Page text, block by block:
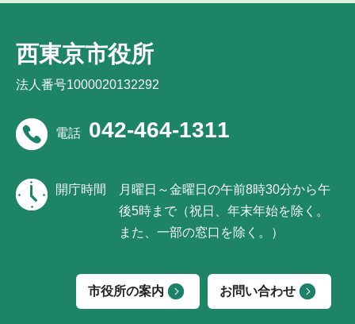
西東京市役所
法人番号1000020132292
電話 042-464-1311
開庁時間
月曜日～金曜日の午前8時30分から午
後5時まで（祝日、年末年始を除く。
また、一部の窓口を除く。）
市役所の案内 お問い合わせ